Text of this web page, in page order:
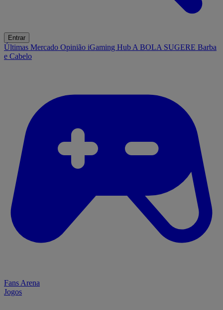
Entrar
Últimas Mercado Opinião iGaming Hub A BOLA SUGERE Barba
e Cabelo
Fans Arena
Jogos